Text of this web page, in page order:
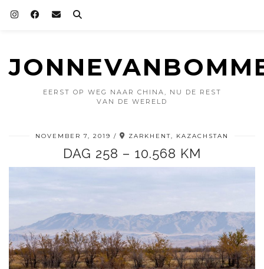
EERST OP WEG NAAR CHINA, NU DE REST
VAN DE WERELD
NOVEMBER 7, 2019 ZARKHENT, KAZACHSTAN
DAG 258 – 10.568 KM